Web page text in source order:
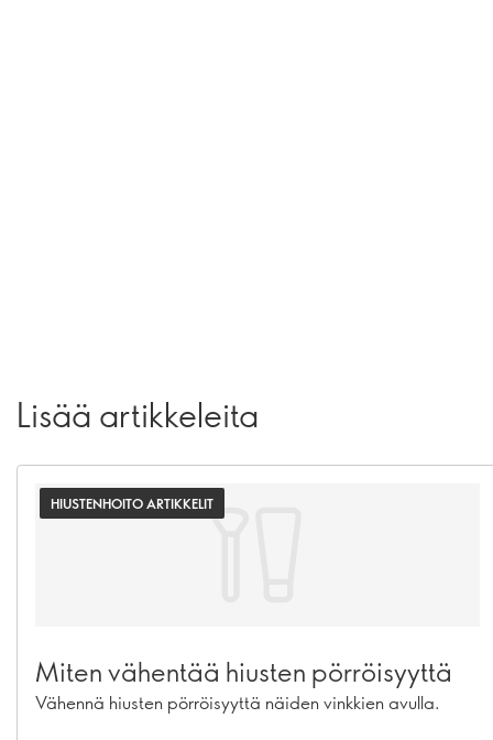
Lisää artikkeleita
HIUSTENHOITO ARTIKKELIT
Miten vähentää hiusten pörröisyyttä
Vähennä hiusten pörröisyyttä näiden vinkkien avulla.